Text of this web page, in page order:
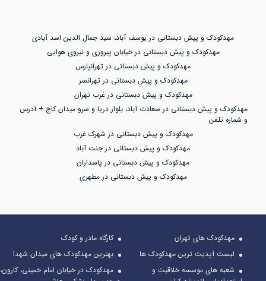
مهدکودک و پیش دبستانی در یوسف آباد، سید جمال الدین اسد آبادی
مهدکودک و پیش دبستانی در خیابان پیروزی و نیروی هوایی
مهدکودک و پیش دبستانی در تهرانپارس
مهدکودک و پیش دبستانی در تهرانسر
مهدکودک و پیش دبستانی در غرب تهران
مهدکودک و پیش دبستانی در سعادت آباد، بلوار دریا و سرو میدان کاج + آدرس
و شماره تلفن
مهدکودک و پیش دبستانی در شهرک غرب
مهدکودک و پیش دبستانی در جنت آباد
مهدکودک و پیش دبستانی در پاسداران
مهدکودک و پیش دبستانی در مطهری
مهدکودک های تهران
کارگاه مادر و کودک
لیست آپدیت ترین مهدکودک ها
بهترین مهدکودک های میدان شهدا
شعبه های موسسه خلاقیت و
مهدکودک در خیابان امام خمینی، کارون،